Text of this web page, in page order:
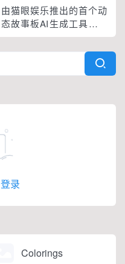
效的AI短剧剧本创作工具
由猫眼娱乐推出的首个动
态故事板AI生成工具，神
笔马良专为影视行业设
计，特别适用于长剧本的
解析和创作。它通过AI技
术实现从文字到影像的转
登录
Colorings